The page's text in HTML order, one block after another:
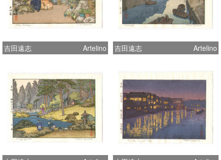
吉田遠志 Artelino 吉田遠志 Artelino